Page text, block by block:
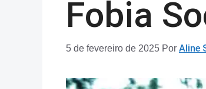
Fobia
5 de fevereiro de 2025 Por Aline